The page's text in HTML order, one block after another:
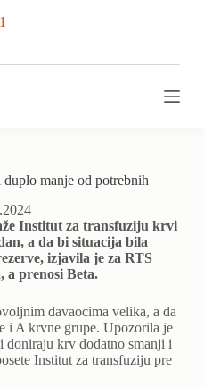
manje od potrebnih
Institut za transfuziju krvi
a da bi situacija bila
izjavila je za RTS
a prenosi Beta.
davaocima velika, a da
i A krvne grupe. Upozorila je
doniraju krv dodatno smanji i
Institut za transfuziju pre